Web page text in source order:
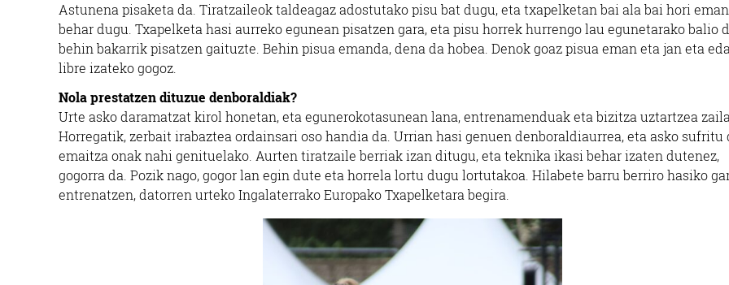
Astunena pisaketa da. Tiratzaileok taldeagaz adostutako pisu bat dugu, eta txapelketan bai ala bai hori eman
behar dugu. Txapelketa hasi aurreko egunean pisatzen gara, eta pisu horrek hurrengo lau egunetarako balio
behin bakarrik pisatzen gaituzte. Behin pisua emanda, dena da hobea. Denok goaz pisua eman eta jan eta
libre izateko gogoz.
Nola prestatzen dituzue denboraldiak?
Urte asko daramatzat kirol honetan, eta egunerokotasunean lana, entrenamenduak eta bizitza uztartzea zaila
Horregatik, zerbait irabaztea ordainsari oso handia da. Urrian hasi genuen denboraldiaurrea, eta asko sufritu
emaitza onak nahi genituelako. Aurten tiratzaile berriak izan ditugu, eta teknika ikasi behar izaten dutenez,
gogorra da. Pozik nago, gogor lan egin dute eta horrela lortu dugu lortutakoa. Hilabete barru berriro hasiko
entrenatzen, datorren urteko Ingalaterrako Europako Txapelketara begira.